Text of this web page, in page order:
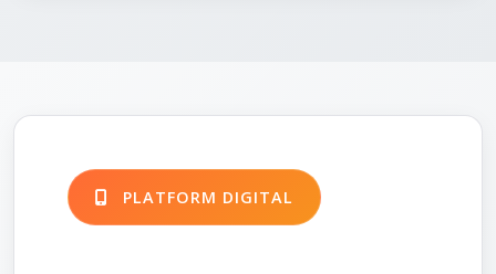
PLATFORM DIGITAL